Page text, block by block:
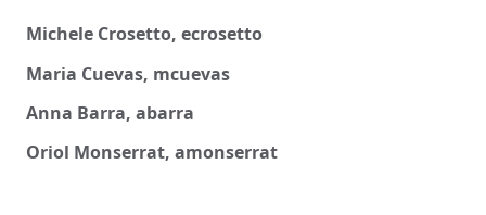
Michele Crosetto, ecrosetto
Maria Cuevas, mcuevas
Anna Barra, abarra
Oriol Monserrat, amonserrat